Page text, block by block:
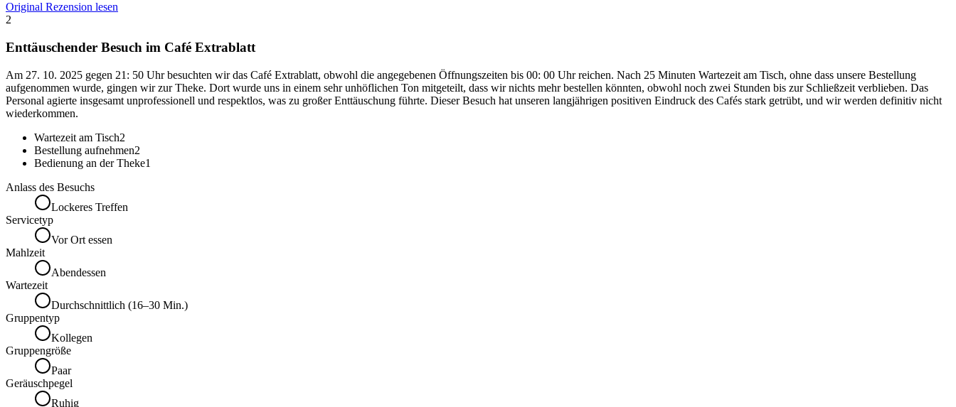
Original Rezension lesen
2
Enttäuschender Besuch im Café Extrablatt
Am 27. 10. 2025 gegen 21: 50 Uhr besuchten wir das Café Extrablatt, obwohl die angegebenen Öffnungszeiten bis 00: 00 Uhr reichen. Nach 25 Minuten Wartezeit am Tisch, ohne dass unsere Bestellung
aufgenommen wurde, gingen wir zur Theke. Dort wurde uns in einem sehr unhöflichen Ton mitgeteilt, dass wir nichts mehr bestellen könnten, obwohl noch zwei Stunden bis zur Schließzeit verblieben. Das
Personal agierte insgesamt unprofessionell und respektlos, was zu großer Enttäuschung führte. Dieser Besuch hat unseren langjährigen positiven Eindruck des Cafés stark getrübt, und wir werden definitiv nicht
wiederkommen.
Wartezeit am Tisch2
Bestellung aufnehmen2
Bedienung an der Theke1
Anlass des Besuchs
Lockeres Treffen
Servicetyp
Vor Ort essen
Mahlzeit
Abendessen
Wartezeit
Durchschnittlich (16–30 Min.)
Gruppentyp
Kollegen
Gruppengröße
Paar
Geräuschpegel
Ruhig